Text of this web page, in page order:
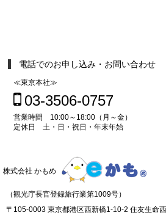
電話でのお申し込み・お問い合わせ
≪東京本社≫
03-3506-0757
営業時間 10:00～18:00（月～金）
定休日 土・日・祝日・年末年始
株式会社 かもめ
（観光庁長官登録旅行業第1009号）
〒105-0003 東京都港区西新橋1-10-2 住友生命